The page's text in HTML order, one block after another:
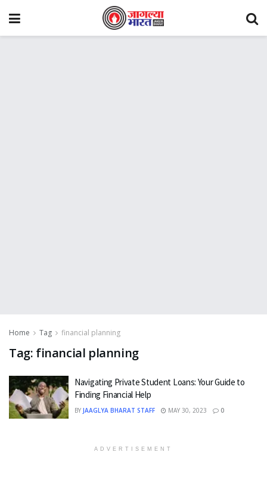
Home Tag financial planning
Tag: financial planning
Navigating Private Student Loans: Your Guide to
Finding Financial Help
BY JAAGLYA BHARAT STAFF MAY 30, 2023 0
ADVERTISEMENT